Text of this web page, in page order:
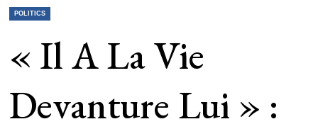
POLITICS
« Il A La Vie
Devanture Lui » :